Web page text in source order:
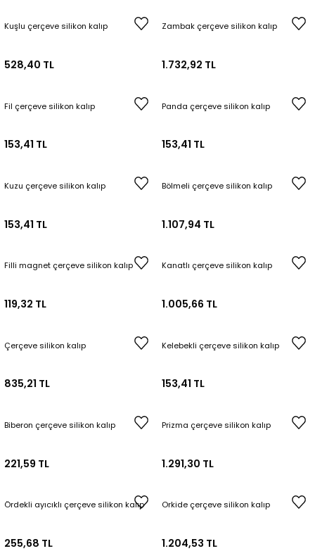
Kuşlu çerçeve silikon kalıp
528,40 TL
Zambak çerçeve silikon kalıp
1.732,92 TL
Fil çerçeve silikon kalıp
153,41 TL
Panda çerçeve silikon kalıp
153,41 TL
Kuzu çerçeve silikon kalıp
153,41 TL
Bölmeli çerçeve silikon kalıp
1.107,94 TL
Filli magnet çerçeve silikon kalıp
119,32 TL
Kanatlı çerçeve silikon kalıp
1.005,66 TL
Çerçeve silikon kalıp
835,21 TL
Kelebekli çerçeve silikon kalıp
153,41 TL
Biberon çerçeve silikon kalıp
221,59 TL
Prizma çerçeve silikon kalıp
1.291,30 TL
Ördekli ayıcıklı çerçeve silikon kalıp
255,68 TL
Orkide çerçeve silikon kalıp
1.204,53 TL